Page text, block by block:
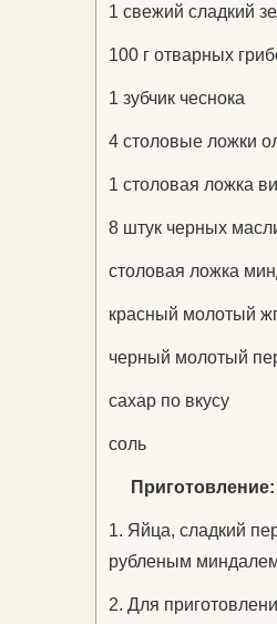
1 свежий сладкий
100 г отварных
1 зубчик чеснока
4 столовые ложки
1 столовая ложка
8 штук черных
столовая ложка
красный молотый
черный молотый
сахар по вкусу
соль
Приготовление:
1. Яйца, сладкий
рубленым
2. Для